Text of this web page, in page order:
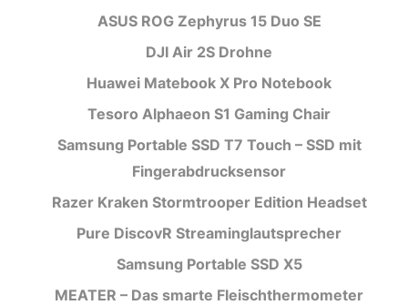
ASUS ROG Zephyrus 15 Duo SE
DJI Air 2S Drohne
Huawei Matebook X Pro Notebook
Tesoro Alphaeon S1 Gaming Chair
Samsung Portable SSD T7 Touch – SSD mit
Fingerabdrucksensor
Razer Kraken Stormtrooper Edition Headset
Pure DiscovR Streaminglautsprecher
Samsung Portable SSD X5
MEATER – Das smarte Fleischthermometer